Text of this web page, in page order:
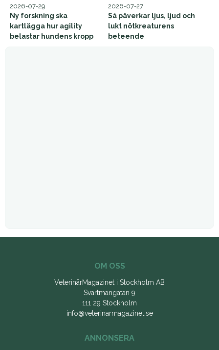
2026-07-29
Ny forskning ska
kartlägga hur agility
belastar hundens kropp
2026-07-27
Så påverkar ljus, ljud och
lukt nötkreaturens
beteende
OM OSS
VeterinärMagazinet i Stockholm AB
Svartmangatan 9
111 29 Stockholm
info@veterinarmagazinet.se
ANNONSERA